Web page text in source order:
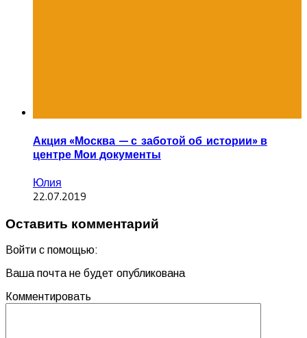
Акция «Москва — с заботой об истории» в
центре Мои документы
Юлия
22.07.2019
Оставить комментарий
Войти с помощью:
Ваша почта не будет опубликована
Комментировать